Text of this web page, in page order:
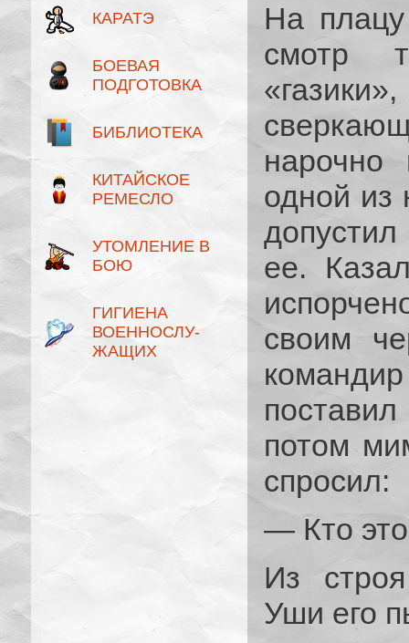
КАРАТЭ
БОЕВАЯ
ПОДГОТОВКА
БИБЛИОТЕКА
КИТАЙСКОЕ
РЕМЕСЛО
УТОМЛЕНИЕ В
БОЮ
ГИГИЕНА
ВОЕННОСЛУ­
ЖАЩИХ
На
смотр
одной из
ее.
своим
потом
спросил:
— Кто это
Из
Уши его